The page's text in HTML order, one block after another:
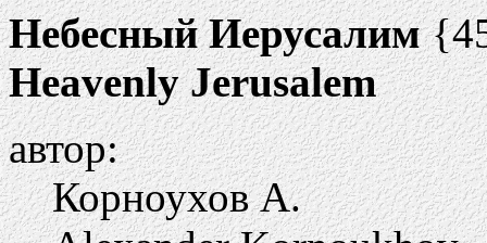
Небесный Иерусалим
Heavenly Jerusalem
автор:
Корноухов А.